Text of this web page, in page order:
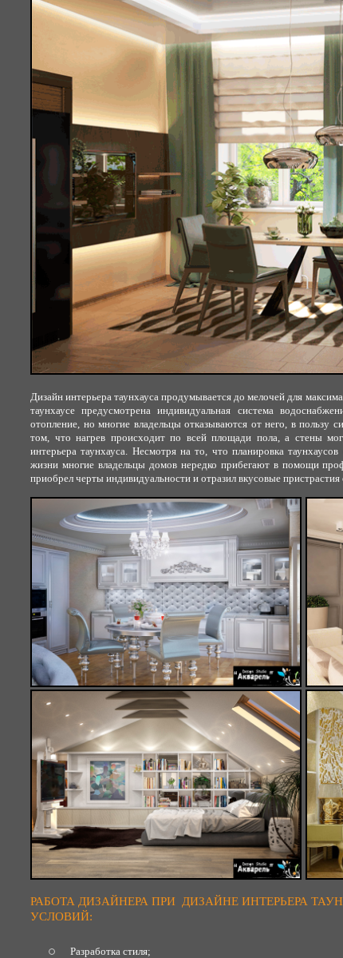
Дизайн интерьера таунхауса продумывается до мелочей для
таунхаусе предусмотрена индивидуальная система
отопление, но многие владельцы отказываются от него, в пользу
том, что нагрев происходит по всей площади пола, а стены
интерьера таунхауса. Несмотря на то, что планировка
жизни многие владельцы домов нередко прибегают в помощи
приобрел черты индивидуальности и отразил вкусовые пристрастия
РАБОТА ДИЗАЙНЕРА ПРИ ДИЗАЙНЕ ИНТЕРЬЕРА
УСЛОВИЙ:
Разработка стиля;